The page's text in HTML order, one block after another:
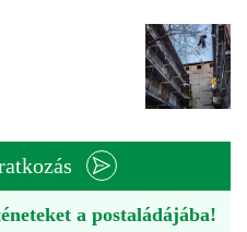
a postaládájába!